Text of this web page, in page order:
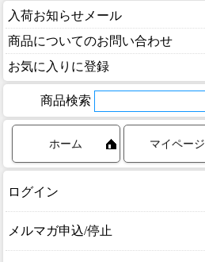
入荷お知らせメール
商品についてのお問い合わせ
お気に入りに登録
商品検索
ホーム マイページ
ログイン
メルマガ申込/停止